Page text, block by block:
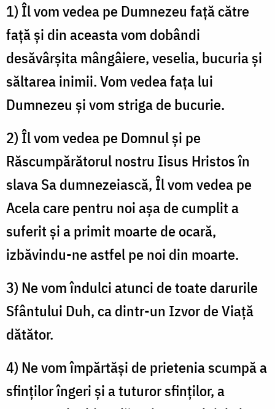
1) Îl vom vedea pe Dumnezeu faţă către
faţă şi din aceasta vom dobândi
desăvârşita mângâiere, veselia, bucuria şi
săltarea inimii. Vom vedea faţa lui
Dumnezeu şi vom striga de bucurie.
2) Îl vom vedea pe Domnul şi pe
Răscumpărătorul nostru Iisus Hristos în
slava Sa dumnezeiască, Îl vom vedea pe
Acela care pentru noi aşa de cumplit a
suferit şi a primit moarte de ocară,
izbăvindu-ne astfel pe noi din moarte.
3) Ne vom îndulci atunci de toate darurile
Sfântului Duh, ca dintr-un Izvor de Viaţă
dătător.
4) Ne vom împărtăşi de prietenia scumpă a
sfinţilor îngeri şi a tuturor sfinţilor, a